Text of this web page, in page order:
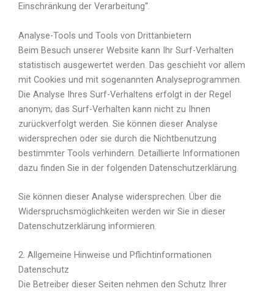
Einschränkung der Verarbeitung“.
Analyse-Tools und Tools von Drittanbietern
Beim Besuch unserer Website kann Ihr Surf-Verhalten
statistisch ausgewertet werden. Das geschieht vor allem
mit Cookies und mit sogenannten Analyseprogrammen.
Die Analyse Ihres Surf-Verhaltens erfolgt in der Regel
anonym; das Surf-Verhalten kann nicht zu Ihnen
zurückverfolgt werden. Sie können dieser Analyse
widersprechen oder sie durch die Nichtbenutzung
bestimmter Tools verhindern. Detaillierte Informationen
dazu finden Sie in der folgenden Datenschutzerklärung.
Sie können dieser Analyse widersprechen. Über die
Widerspruchsmöglichkeiten werden wir Sie in dieser
Datenschutzerklärung informieren.
2. Allgemeine Hinweise und Pflichtinformationen
Datenschutz
Die Betreiber dieser Seiten nehmen den Schutz Ihrer